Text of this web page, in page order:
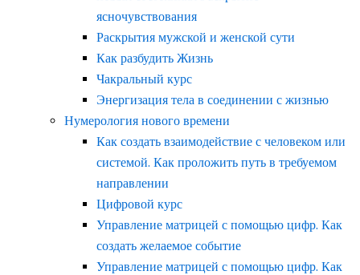
ясночувствования
Раскрытия мужской и женской сути
Как разбудить Жизнь
Чакральный курс
Энергизация тела в соединении с жизнью
Нумерология нового времени
Как создать взаимодействие с человеком или
системой. Как проложить путь в требуемом
направлении
Цифровой курс
Управление матрицей с помощью цифр. Как
создать желаемое событие
Управление матрицей с помощью цифр. Как